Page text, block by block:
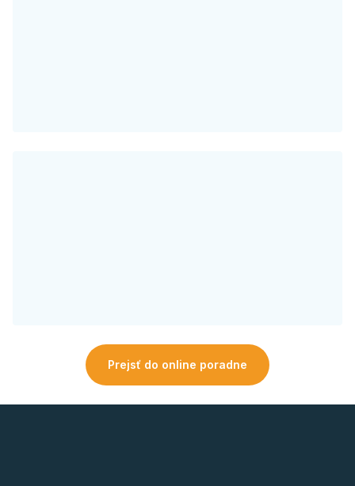
Prejsť do online poradne